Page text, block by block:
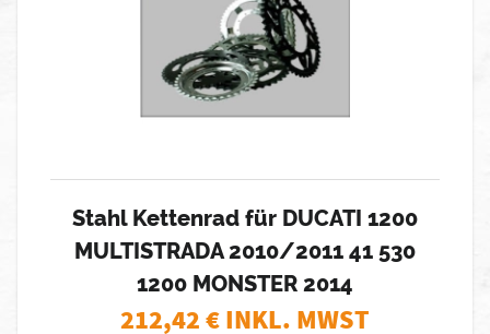
Stahl Kettenrad für DUCATI 1200
MULTISTRADA 2010/2011 41 530
1200 MONSTER 2014
212,42€ INKL. MWST